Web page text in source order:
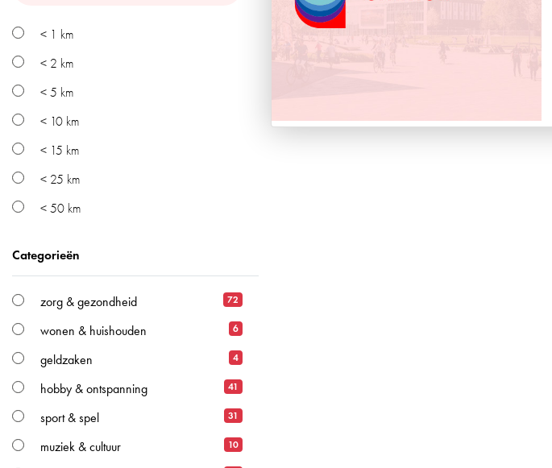
< 1 km
< 2 km
< 5 km
< 10 km
< 15 km
< 25 km
< 50 km
Categorieën
zorg & gezondheid 72
wonen & huishouden 6
geldzaken 4
hobby & ontspanning 41
sport & spel 31
muziek & cultuur 10